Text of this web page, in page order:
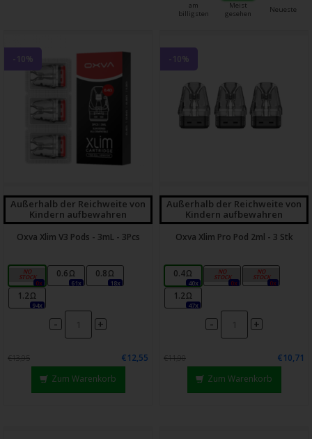
am
billigsten
Meist
gesehen
Neueste
-10%
Außerhalb der Reichweite von
Kindern aufbewahren
Oxva Xlim V3 Pods - 3mL - 3Pcs
0.4Ω
0x
0.6Ω
61x
0.8Ω
18x
1.2Ω
94x
- +
€13,95
€12,55
Zum Warenkorb
-10%
Außerhalb der Reichweite von
Kindern aufbewahren
Oxva Xlim Pro Pod 2ml - 3 Stk
0.4Ω
40x
0.6Ω
0x
0.8Ω
0x
1.2Ω
47x
- +
€11,90
€10,71
Zum Warenkorb